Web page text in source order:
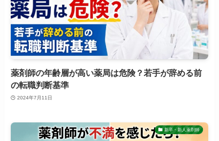
薬剤師の年齢層が高い薬局は危険？若手が辞める前
の転職判断基準
2024年7月11日
新卒・新人薬剤師